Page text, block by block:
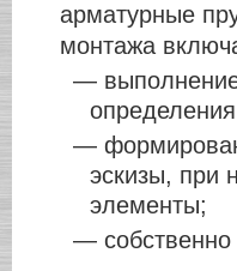
арматурные
монтажа
—
—
эскизы, при
элементы;
— собственно